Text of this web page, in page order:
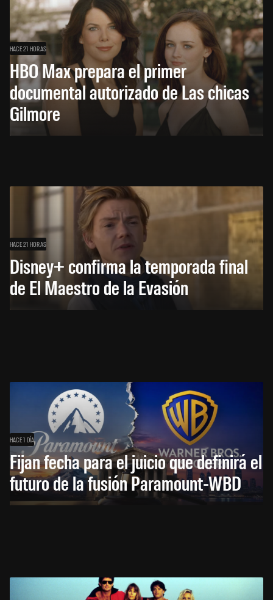
HACE 21 HORAS
HBO Max prepara el primer
documental autorizado de Las chicas
Gilmore
HACE 21 HORAS
Disney+ confirma la temporada final
de El Maestro de la Evasión
HACE 1 DÍA
Fijan fecha para el juicio que definirá el
futuro de la fusión Paramount-WBD